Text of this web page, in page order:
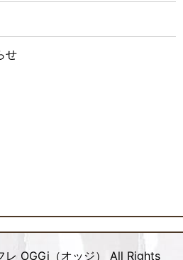
せ
OGGi（オッジ） All Rights